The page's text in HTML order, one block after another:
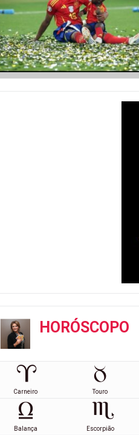
HORÓSCOPO
Carneiro Touro
Balança Escorpião